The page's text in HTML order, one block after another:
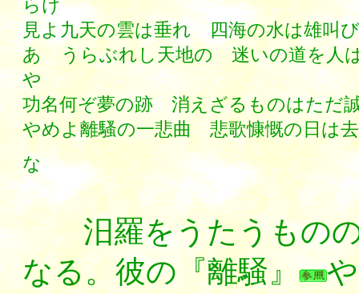
らけ
見よ九天の雲は垂れ 四海の水は雄叫
あゝうらぶれし天地の 迷いの道を
や
功名何ぞ夢の跡 消えざるものはた
やめよ離騷の一悲曲 悲歌慷慨の日は
な
汨羅をうたうものの
なる。彼の『離騒』